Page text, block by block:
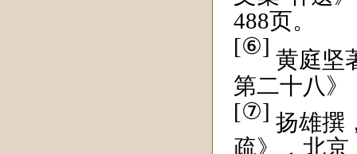
488页。
[⑥]
黄庭坚
第二十八》
[⑦] 扬雄撰
疏》，北京